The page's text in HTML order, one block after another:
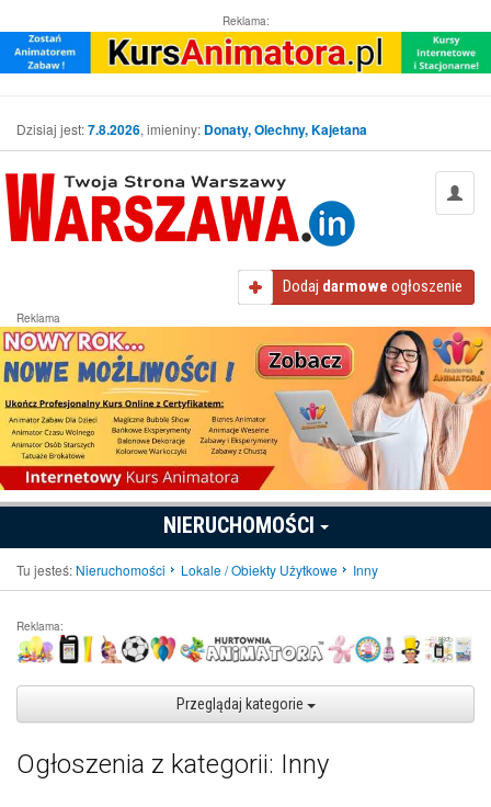
Reklama:
Dzisiaj jest:7.8.2026, imieniny: Donaty, Olechny, Kajetana
Dodaj darmowe ogłoszenie
Reklama
NIERUCHOMOŚCI
Tu jesteś: Nieruchomości Lokale / Obiekty Użytkowe Inny
Reklama:
Przeglądaj kategorie
Ogłoszenia z kategorii: Inny